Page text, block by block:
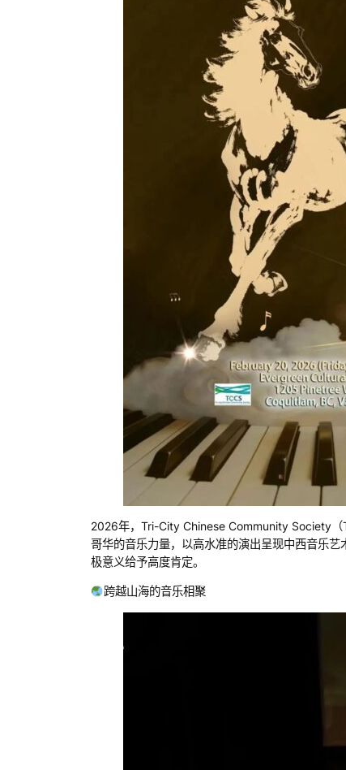
2026年，Tri-City Chinese Community Society（
哥华的音乐力量，以高水准的演出呈现中西音乐
极意义给予高度肯定。
跨越山海的音乐相聚